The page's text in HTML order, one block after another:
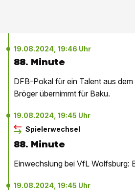
19.08.2024, 19:46 Uhr
88. Minute
DFB-Pokal für ein Talent aus
Bröger übernimmt für Baku.
19.08.2024, 19:45 Uhr
Spielerwechsel
88. Minute
Einwechslung bei VfL Wolfsburg:
19.08.2024, 19:45 Uhr